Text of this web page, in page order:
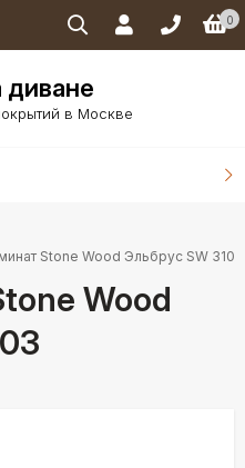
0
диване
в Москве
Stone Wood Эльбрус SW 3103
Wood